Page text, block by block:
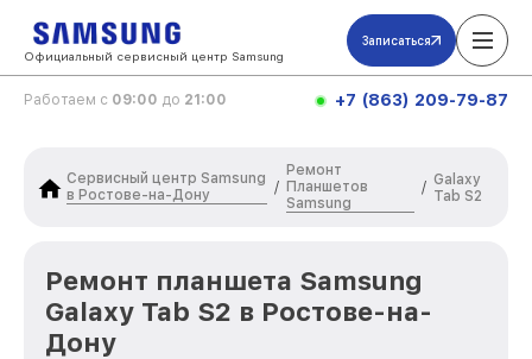
Официальный сервисный центр Samsung
Записаться
Работаем с 09:00 до 21:00 +7 (863) 209-79-87
Сервисный центр Samsung
в Ростове-на-Дону
/
Ремонт
Планшетов
Samsung
/ Galaxy
Tab S2
Ремонт планшета Samsung
Galaxy Tab S2 в Ростове-на-
Дону